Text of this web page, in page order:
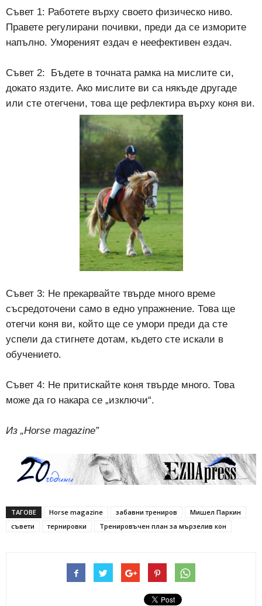
Съвет 1: Работете върху своето физическо ниво.
Правете регулирани почивки, преди да се изморите
напълно. Умореният ездач е неефективен ездач.
Съвет 2: Бъдете в точната рамка на мислите си,
докато яздите. Ако мислите ви са някъде другаде
или сте отегчени, това ще рефлектира върху коня ви.
Съвет 3: Не прекарвайте твърде много време
съсредоточени само в едно упражнение. Това ще
отегчи коня ви, който ще се умори преди да сте
успели да стигнете дотам, където сте искали в
обучението.
Съвет 4: Не притискайте коня твърде много. Това
може да го накара се „изключи“.
Из „Horse magazine”
ТАГОВЕ Horse magazine забавни трениров
Мишел Паркин
съвети
тернировки Тренировъчен план за мързелив кон